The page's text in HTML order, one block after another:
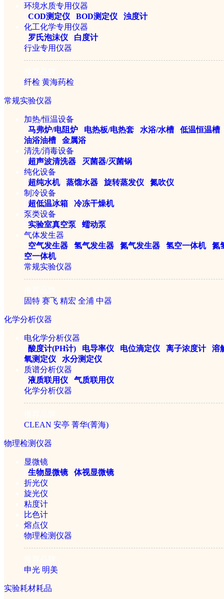
环境水质专用仪器
COD测定仪 BOD测定仪
浊度计
化工化学专用仪器
罗氏泡沫仪
白度计
行业专用仪器
纤检 黄海药检
常规实验仪器
加热/恒温设备
马弗炉/电阻炉 电热板/电热套 水浴/水槽 低温恒温槽
油浴油槽
金属浴
清洗/消毒设备
超声波清洗器
灭菌器/灭菌锅
纯化设备
超纯水机 蒸馏水器 旋转蒸发仪
氮吹仪
制冷设备
超低温冰箱
冷冻干燥机
泵类设备
实验室真空泵
蠕动泵
气体发生器
空气发生器 氢气发生器 氮气发生器 氢空一体机
氮
空一体机
常规实验仪器
固特 赛飞 精宏 全浦 中器
化学分析仪器
电化学分析仪器
酸度计(PH计) 电导率仪 电位滴定仪 离子浓度计
溶
氧测定仪
水分测定仪
质谱分析仪器
液质联用仪
气质联用仪
化学分析仪器
CLEAN 安亭 菁华(菁海)
物理检测仪器
显微镜
生物显微镜
体视显微镜
折光仪
旋光仪
粘度计
比色计
熔点仪
物理检测仪器
申光 明美
实验耗材耗品
DHS-16电子卤素水分测
￥5800元
ZSD-2J智能自动水分滴
￥23800元